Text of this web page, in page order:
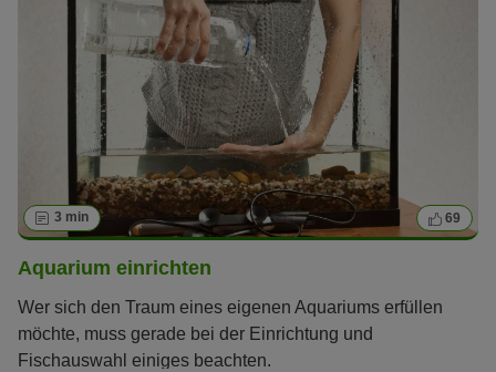
sollten und die nicht in Ihr Aquarium gehören.
3 min 69
Aquarium einrichten
Wer sich den Traum eines eigenen Aquariums erfüllen
möchte, muss gerade bei der Einrichtung und
Fischauswahl einiges beachten.